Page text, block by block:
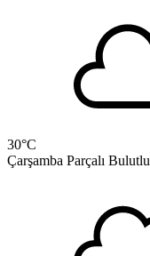
30°C
Çarşamba Parçalı Bulutlu